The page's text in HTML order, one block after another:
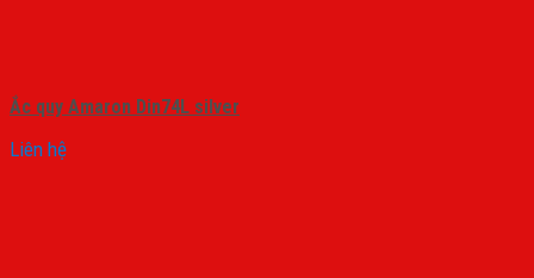
Ắc quy Amaron Din74L silver
Liên hệ